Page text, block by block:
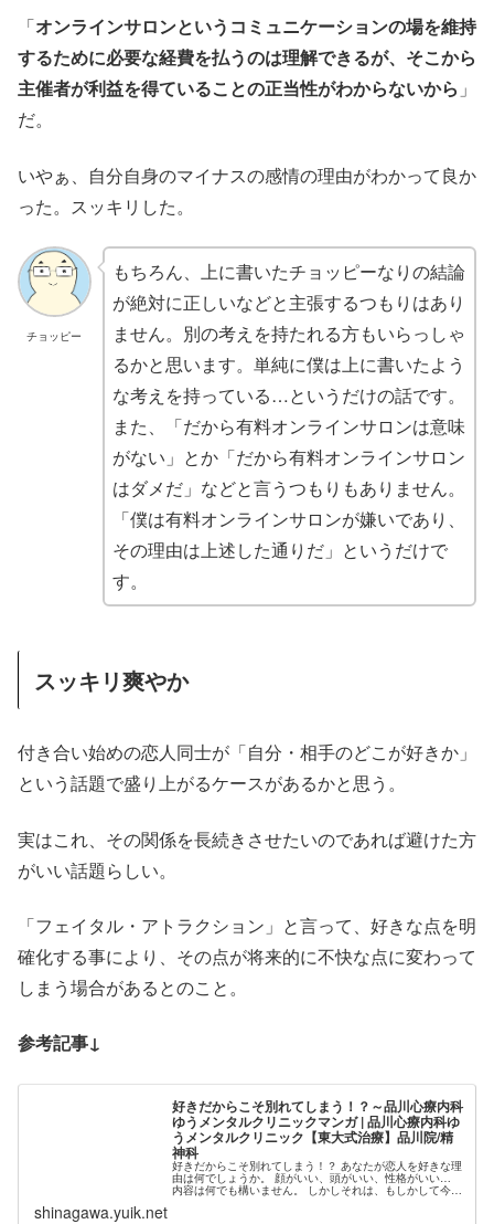
「オンラインサロンというコミュニケーションの場を維持
するために必要な経費を払うのは理解できるが、そこから
主催者が利益を得ていることの正当性がわからないから 」
だ。
いやぁ、自分自身のマイナスの感情の理由がわかって良か
った。スッキリした。
チョッピー
もちろん、上に書いたチョッピーなりの結論
が絶対に正しいなどと主張するつもりはあり
ません。別の考えを持たれる方もいらっしゃ
るかと思います。単純に僕は上に書いたよう
な考えを持っている…というだけの話です。
また、「だから有料オンラインサロンは意味
がない」とか「だから有料オンラインサロン
はダメだ」などと言うつもりもありません。
「僕は有料オンラインサロンが嫌いであり、
その理由は上述した通りだ」というだけで
す。
スッキリ爽やか
付き合い始めの恋人同士が「自分・相手のどこが好きか」
という話題で盛り上がるケースがあるかと思う。
実はこれ、その関係を長続きさせたいのであれば避けた方
がいい話題らしい。
「フェイタル・アトラクション」と言って、好きな点を明
確化する事により、その点が将来的に不快な点に変わって
しまう場合があるとのこと。
参考記事↓
好きだからこそ別れてしまう！？～品川心療内科
ゆうメンタルクリニックマンガ | 品川心療内科ゆ
うメンタルクリニック【東大式治療】品川院/精
神科
好きだからこそ別れてしまう！？ あなたが恋人を好きな理
由は何でしょうか。 顔がいい、頭がいい、性格がいい…
内容は何でも構いません。 しかしそれは、もしかして今後
shinagawa.yuik.net